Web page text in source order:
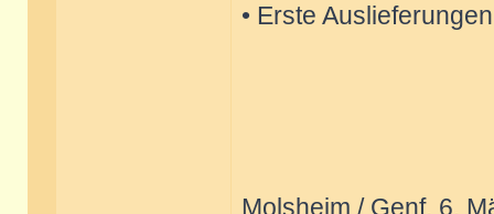
• Erste
Molsheim / Genf, 6.